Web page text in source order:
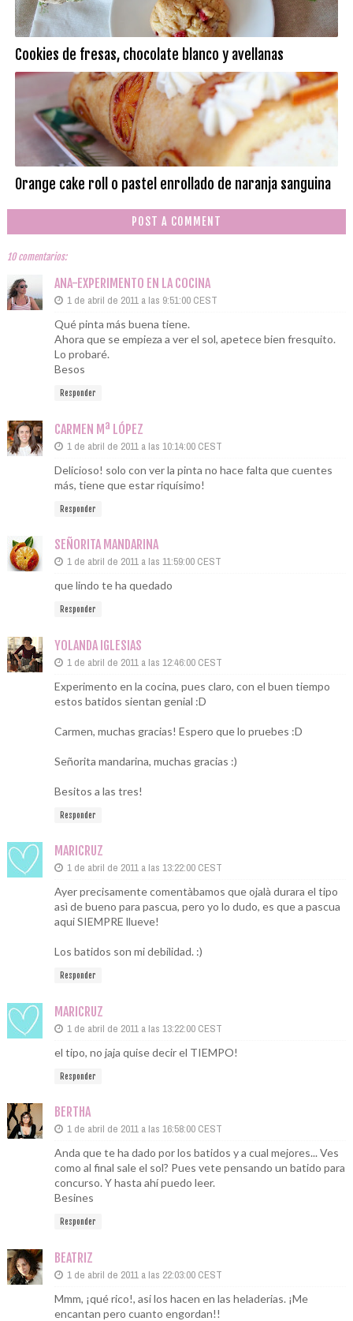
Cookies de fresas, chocolate blanco y avellanas
Orange cake roll o pastel enrollado de naranja sanguina
POST A COMMENT
10 comentarios:
ANA-EXPERIMENTO EN LA COCINA
1 de abril de 2011 a las 9:51:00 CEST
Qué pinta más buena tiene.
Ahora que se empieza a ver el sol, apetece bien fresquito.
Lo probaré.
Besos
Responder
CARMEN Mª LÓPEZ
1 de abril de 2011 a las 10:14:00 CEST
Delicioso! solo con ver la pinta no hace falta que cuentes
más, tiene que estar riquísimo!
Responder
SEÑORITA MANDARINA
1 de abril de 2011 a las 11:59:00 CEST
que lindo te ha quedado
Responder
YOLANDA IGLESIAS
1 de abril de 2011 a las 12:46:00 CEST
Experimento en la cocina, pues claro, con el buen tiempo
estos batidos sientan genial :D
Carmen, muchas gracias! Espero que lo pruebes :D
Señorita mandarina, muchas gracias :)
Besitos a las tres!
Responder
MARICRUZ
1 de abril de 2011 a las 13:22:00 CEST
Ayer precisamente comentàbamos que ojalà durara el tipo
asì de bueno para pascua, pero yo lo dudo, es que a pascua
aqui SIEMPRE llueve!
Los batidos son mi debilidad. :)
Responder
MARICRUZ
1 de abril de 2011 a las 13:22:00 CEST
el tipo, no jaja quise decir el TIEMPO!
Responder
BERTHA
1 de abril de 2011 a las 16:58:00 CEST
Anda que te ha dado por los batidos y a cual mejores... Ves
como al final sale el sol? Pues vete pensando un batido para
concurso. Y hasta ahí puedo leer.
Besines
Responder
BEATRIZ
1 de abril de 2011 a las 22:03:00 CEST
Mmm, ¡qué rico!, asi los hacen en las heladerias. ¡Me
encantan pero cuanto engordan!!